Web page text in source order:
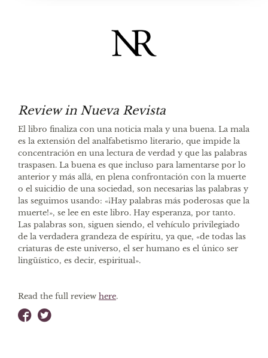
Review in Nueva Revista
El libro finaliza con una noticia mala y una buena. La mala
es la extensión del analfabetismo literario, que impide la
concentración en una lectura de verdad y que las palabras
traspasen. La buena es que incluso para lamentarse por lo
anterior y más allá, en plena confrontación con la muerte
o el suicidio de una sociedad, son necesarias las palabras y
las seguimos usando: «¡Hay palabras más poderosas que la
muerte!», se lee en este libro. Hay esperanza, por tanto.
Las palabras son, siguen siendo, el vehículo privilegiado
de la verdadera grandeza de espíritu, ya que, «de todas las
criaturas de este universo, el ser humano es el único ser
lingüístico, es decir, espiritual».
Read the full review here.